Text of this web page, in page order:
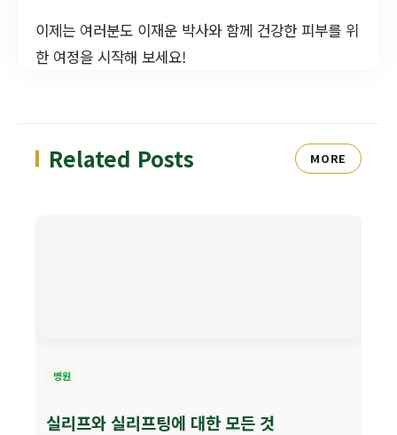
이제는 여러분도 이재운 박사와 함께 건강한 피부를 위
한 여정을 시작해 보세요!
Related Posts MORE
병원
실리프와 실리프팅에 대한 모든 것